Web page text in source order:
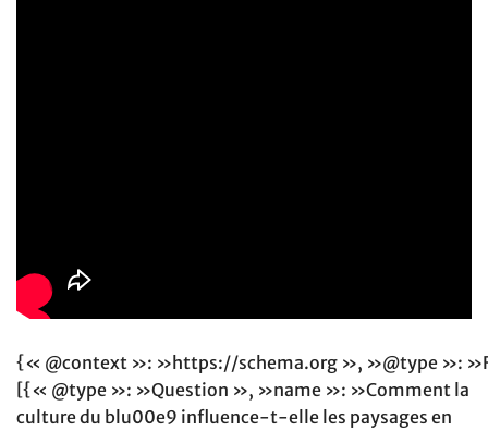
{« @context »: »https://schema.org », »@type »:
[{« @type »: »Question », »name »: »Comment la
culture du blu00e9 influence-t-elle les paysages en